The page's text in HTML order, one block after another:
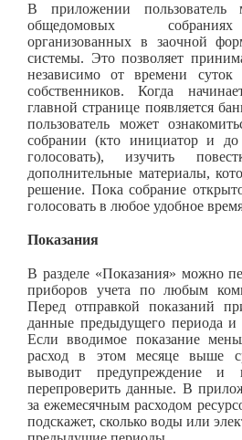
В приложении пользователь
общедомовых
организованных в заочной
системы. Это позволяет
независимо от времени суток
собственников. Когда
главной странице появляется
пользователь может
собрании (кто инициатор и
голосовать), изучить
дополнительные материалы,
решение. Пока собрание
голосовать в любое удобное
Показания
В разделе «Показания» можно
приборов учета по любым
Перед отправкой показаний
данные предыдущего периода и
Если вводимое показание
расход в этом месяце выше
выводит предупреждение и
перепроверить данные. В
за ежемесячным расходом
подскажет, сколько воды или